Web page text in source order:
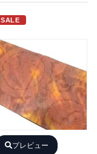
SALE
プレビュー